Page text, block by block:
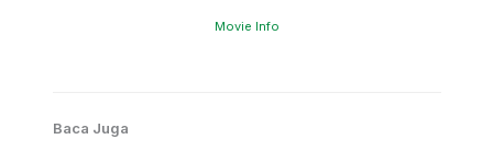
Movie Info
Baca Juga